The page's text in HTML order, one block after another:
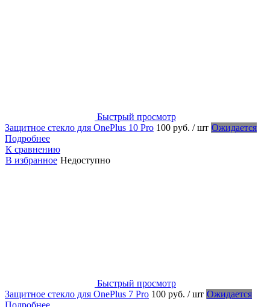
Быстрый просмотр
Защитное стекло для OnePlus 10 Pro 100 руб. / шт Ожидается
Подробнее
К сравнению
В избранное Недоступно
Быстрый просмотр
Защитное стекло для OnePlus 7 Pro 100 руб. / шт Ожидается